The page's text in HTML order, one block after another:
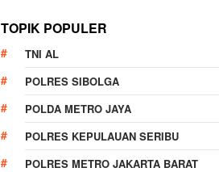
TOPIK POPULER
TNI AL
POLRES SIBOLGA
POLDA METRO JAYA
POLRES KEPULAUAN SERIBU
POLRES METRO JAKARTA BARAT